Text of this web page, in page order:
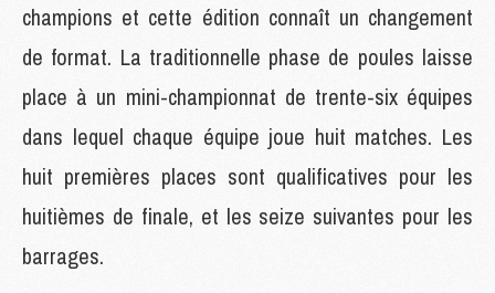
champions et cette édition connaît un changement
de format. La traditionnelle phase de poules laisse
place à un mini-championnat de trente-six équipes
dans lequel chaque équipe joue huit matches. Les
huit premières places sont qualificatives pour les
huitièmes de finale, et les seize suivantes pour les
barrages.